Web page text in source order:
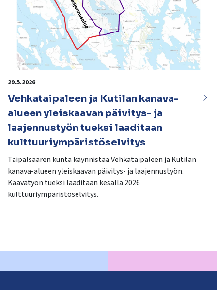
29.5.2026
Vehkataipaleen ja Kutilan kanava-
alueen yleiskaavan päivitys- ja
laajennustyön tueksi laaditaan
kulttuuriympäristöselvitys
Taipalsaaren kunta käynnistää Vehkataipaleen ja Kutilan
kanava-alueen yleiskaavan päivitys- ja laajennustyön.
Kaavatyön tueksi laaditaan kesällä 2026
kulttuuriympäristöselvitys.